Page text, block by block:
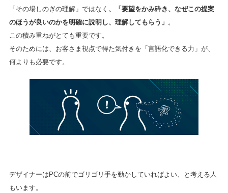
「その場しのぎの理解」ではなく 、「要望をかみ砕き、なぜこの提案
のほうが良いのかを明確に説明し、理解してもらう」 。
この積み重ねがとても重要です。
そのためには、お客さま視点で得た気付きを「言語化できる力」が、
何よりも必要です。
デザイナーはPCの前でゴリゴリ手を動かしていればよい、と考える人
もいます。